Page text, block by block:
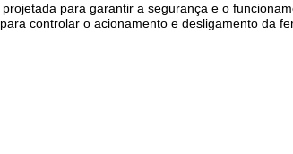
para garantir a segurança e o
controlar o acionamento e desligamento da